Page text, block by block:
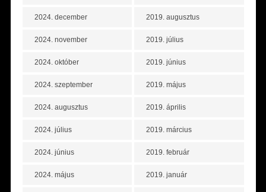
2024. december
2024. november
2024. október
2024. szeptember
2024. augusztus
2024. július
2024. június
2024. május
2019. augusztus
2019. július
2019. június
2019. május
2019. április
2019. március
2019. február
2019. január